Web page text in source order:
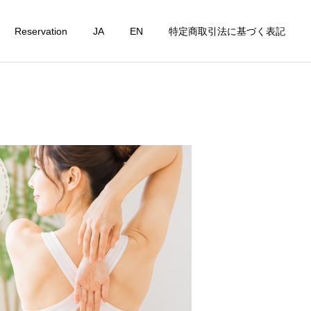
Reservation JA EN 特定商取引法に基づく表記
Personal Lesson
ピラティスコラム
たんぱく質不足は美容の
敵？女性が毎日意識したい
栄養習慣